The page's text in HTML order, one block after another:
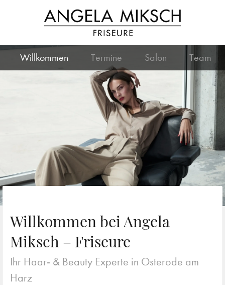
Willkommen Termine Salon Team
Willkommen bei Angela
Miksch – Friseure
Ihr Haar- & Beauty Experte in Osterode am
Harz